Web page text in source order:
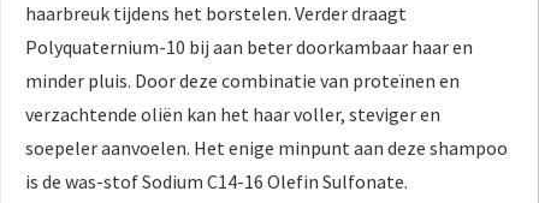
haarbreuk tijdens het borstelen. Verder draagt
Polyquaternium-10 bij aan beter doorkambaar haar en
minder pluis. Door deze combinatie van proteïnen en
verzachtende oliën kan het haar voller, steviger en
soepeler aanvoelen. Het enige minpunt aan deze shampoo
is de was-stof Sodium C14-16 Olefin Sulfonate.